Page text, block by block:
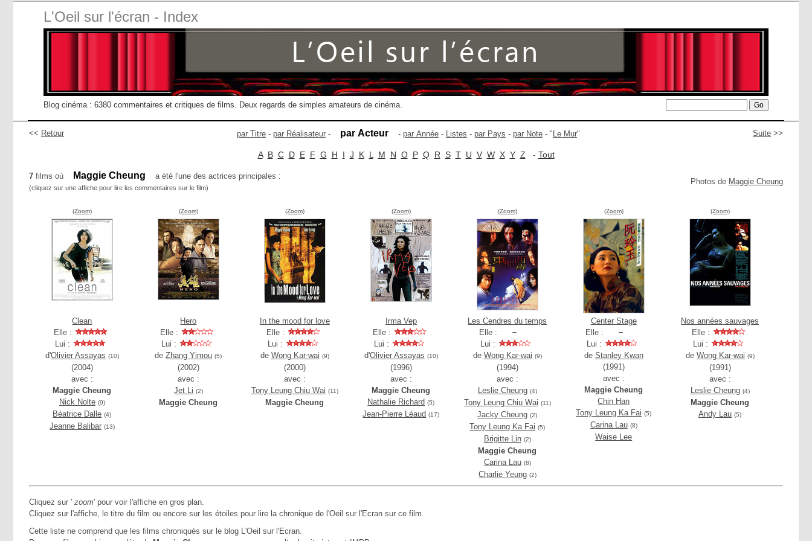
L'Oeil sur l'écran - Index
Blog cinéma : 6380 commentaires et critiques de films. Deux regards de simples amateurs de cinéma.
<< Retour Suite >>
par Titre - par Réalisateur - par Acteur - par Année - Listes - par Pays - par Note - " Le Mur"
A B C D E F G H I J K L M N O P Q R S T U V W X Y Z - Tout
Photos de Maggie Cheung
7 films où Maggie Cheung a été l'une des actrices principales :
(cliquez sur une affiche pour lire les commentaires sur le film)
(Zoom)
Clean
Elle :
Lui :
d'Olivier Assayas (10)
(2004)
avec :
Maggie Cheung
Nick Nolte (9)
Béatrice Dalle (4)
Jeanne Balibar (13)
(Zoom)
Hero
Elle :
Lui :
deZhang Yimou (5)
(2002)
avec :
Jet Li (2)
Maggie Cheung
(Zoom)
In the mood for love
Elle :
Lui :
de Wong Kar-wai (9)
(2000)
avec :
Tony Leung Chiu Wai (11)
Maggie Cheung
(Zoom)
Irma Vep
Elle :
Lui :
d'Olivier Assayas (10)
(1996)
avec :
Maggie Cheung
Nathalie Richard (5)
Jean-Pierre Léaud (17)
(Zoom)
Les Cendres du temps
Elle :
Lui :
de Wong Kar-wai (9)
(1994)
avec :
Leslie Cheung (4)
Tony Leung Chiu Wai (11)
Jacky Cheung (2)
Tony Leung Ka Fai (5)
Brigitte Lin (2)
Maggie Cheung
Carina Lau (8)
Charlie Yeung (2)
(Zoom)
Center Stage
Elle :
Lui :
de Stanley Kwan
(1991)
avec :
Maggie Cheung
Chin Han
Tony Leung Ka Fai (5)
Carina Lau (8)
Waise Lee
(Zoom)
Nos années sauvages
Elle :
Lui :
de Wong Kar-wai (9)
(1991)
avec :
Leslie Cheung (4)
Maggie Cheung
Andy Lau (5)
Cliquez sur ' zoom' pour voir l'affiche en gros plan.
Cliquez sur l'affiche, le titre du film ou encore sur les étoiles pour lire la chronique de l'Oeil sur l'Ecran sur ce film.
Cette liste ne comprend que les films chroniqués sur le blog L'Oeil sur l'Ecran.